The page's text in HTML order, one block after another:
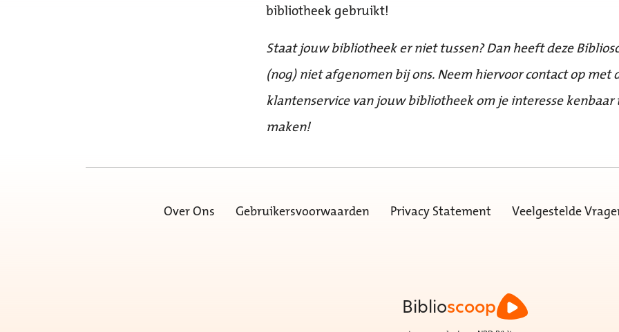
bibliotheek gebruikt!
Staat jouw bibliotheek er niet tussen? Dan heeft deze
(nog) niet afgenomen bij ons. Neem hiervoor contact op met
klantenservice van jouw bibliotheek om je interesse kenbaar
maken!
Over Ons Gebruikersvoorwaarden Privacy Statement Veelgestelde
Biblioscoop